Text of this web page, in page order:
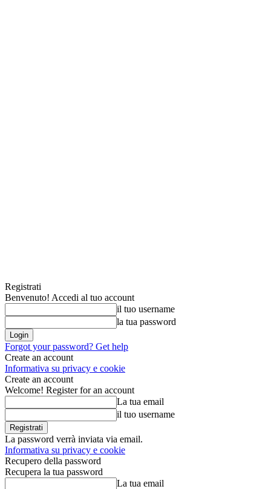
Registrati
Benvenuto! Accedi al tuo account
il tuo username
la tua password
Forgot your password? Get help
Create an account
Informativa su privacy e cookie
Create an account
Welcome! Register for an account
La tua email
il tuo username
La password verrà inviata via email.
Informativa su privacy e cookie
Recupero della password
Recupera la tua password
La tua email